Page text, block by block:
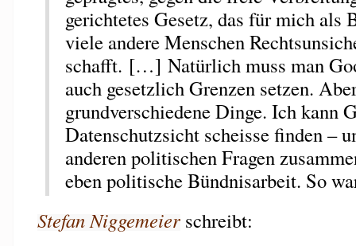
gerichtetes Gesetz, das für mich als
viele andere Menschen
schafft. […] Natürlich muss man
auch gesetzlich Grenzen setzen.
grundverschiedene Dinge. Ich kann
Datenschutzsicht scheisse finden –
anderen politischen Fragen
eben politische Bündnisarbeit. So
Stefan Niggemeierschreibt: